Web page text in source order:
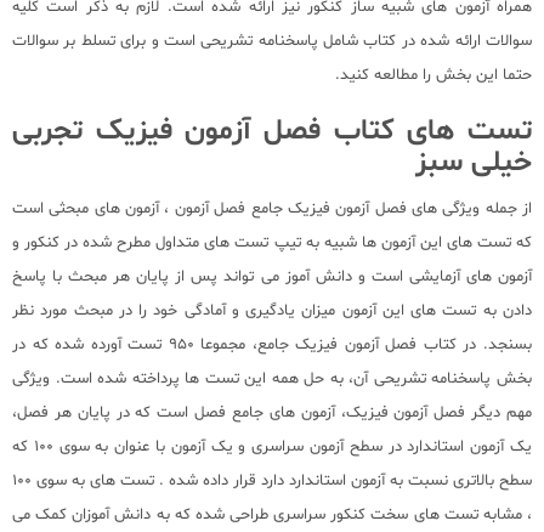
همراه آزمون های شبیه ساز کنکور نیز ارائه شده است. لازم به ذکر است کلیه
سوالات ارائه شده در کتاب شامل پاسخنامه تشریحی است و برای تسلط بر سوالات
حتما این بخش را مطالعه کنید.
تست های کتاب فصل آزمون فیزیک تجربی
خیلی سبز
از جمله ویژگی های فصل آزمون فیزیک جامع فصل آزمون ، آزمون های مبحثی است
که تست های این آزمون ها شبیه به تیپ تست های متداول مطرح شده در کنکور و
آزمون های آزمایشی است و دانش آموز می تواند پس از پایان هر مبحث با پاسخ
دادن به تست های این آزمون میزان یادگیری و آمادگی خود را در مبحث مورد نظر
بسنجد. در کتاب فصل آزمون فیزیک جامع، مجموعا 950 تست آورده شده که در
بخش پاسخنامه تشریحی آن، به حل همه این تست ها پرداخته شده است. ویژگی
مهم دیگر فصل آزمون فیزیک، آزمون های جامع فصل است که در پایان هر فصل،
یک آزمون استاندارد در سطح آزمون سراسری و یک آزمون با عنوان به سوی 100 که
سطح بالاتری نسبت به آزمون استاندارد دارد قرار داده شده . تست های به سوی 100
، مشابه تست های سخت کنکور سراسری طراحی شده که به دانش آموزان کمک می